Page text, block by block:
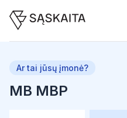
MB MBP
Ar tai jūsų įmonė?